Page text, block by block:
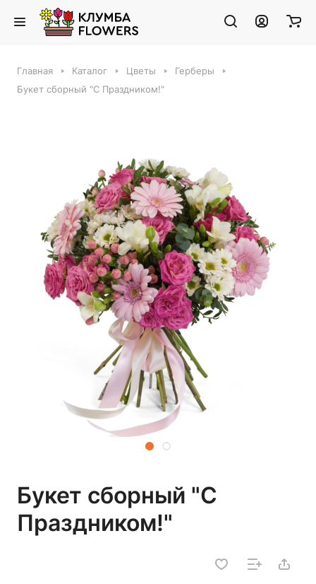
Главная Каталог Цветы
Герберы
Букет сборный "С Праздником!"
Букет сборный "С
Праздником!"